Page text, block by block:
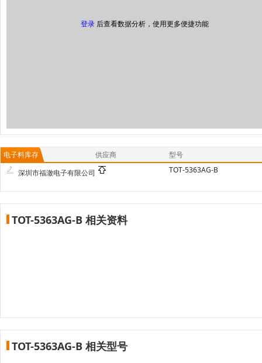
登录 后查看数据分析，使用更多便捷功能
电子料库存 供应商
型号
深圳市福澈电子有限公司
TOT-5363AG-B
TOT-5363AG-B 相关资料
TOT-5363AG-B 相关型号